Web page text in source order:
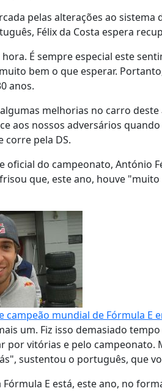
pelas alterações ao
Félix da Costa espera
É sempre especial este
bem o que esperar.
anos.
melhorias no carro
aos nossos adversários
pela DS.
oficial do campeonato, António
que, este ano, houve
campeão mundial de Fórmula E
um. Fiz isso demasiado
por vitórias e pelo campeonato.
sustentou o português, que
E está, este ano, no